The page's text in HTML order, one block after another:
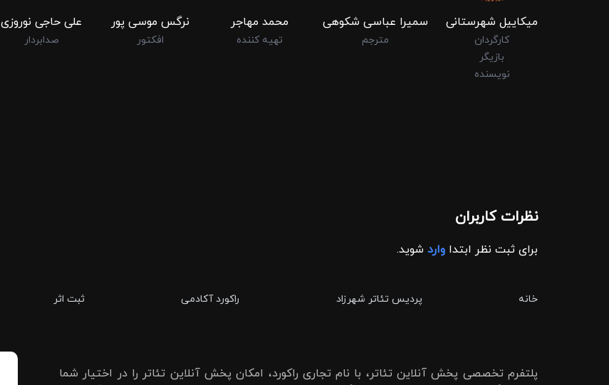
میکاییل شهرستانی
کارگردان
بازیگر
نویسنده
سمیرا عباسی شکوهی
مترجم
محمد مهاجر
تهیه کننده
نرگس موسی پور
افکتور
علی حاجی نوروزی
صدابردار
نظرات کاربران
برای ثبت نظر ابتدا وارد شوید.
خانه پردیس تئاتر شهرزاد راکورد آکادمی ثبت اثر
پلتفرم تخصصی پخش آنلاین تئاتر، با نام تجاری راکورد، امکان پخش آنلاین تئاتر را در اختیار شما